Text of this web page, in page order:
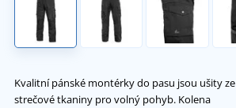
Kvalitní pánské montérky do pasu jsou ušity ze
strečové tkaniny pro volný pohyb. Kolena